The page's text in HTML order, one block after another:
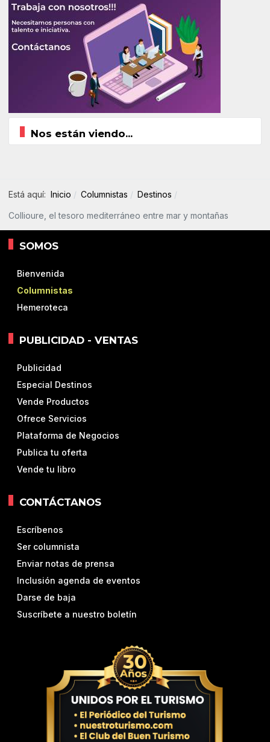
Nos están viendo...
Está aquí: Inicio Columnistas Destinos
Collioure, el tesoro mediterráneo entre mar y montañas
SOMOS
Bienvenida
Columnistas
Hemeroteca
PUBLICIDAD - VENTAS
Publicidad
Especial Destinos
Vende Productos
Ofrece Servicios
Plataforma de Negocios
Publica tu oferta
Vende tu libro
CONTÁCTANOS
Escríbenos
Ser columnista
Enviar notas de prensa
Inclusión agenda de eventos
Darse de baja
Suscríbete a nuestro boletín